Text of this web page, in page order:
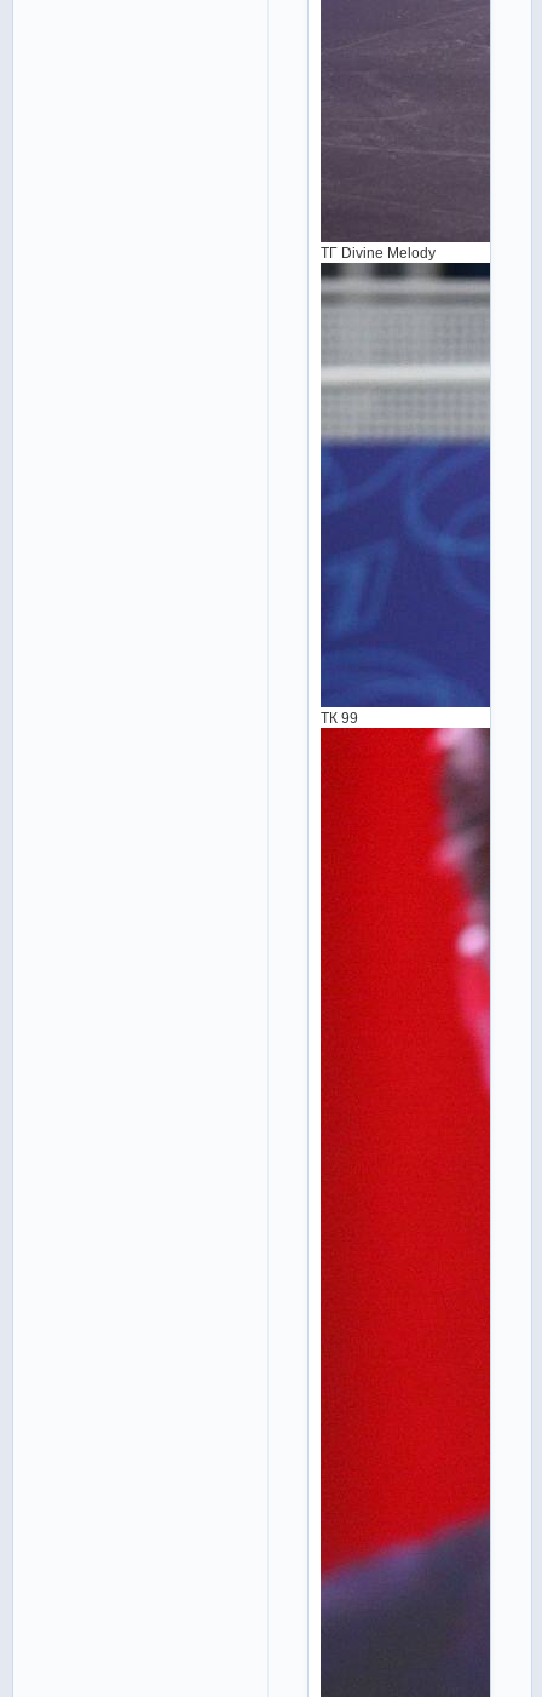
ТГ Divine Melody
ТК 99